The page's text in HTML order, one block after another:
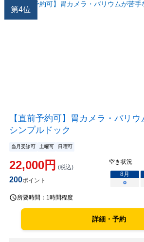
第4位
【直前予約可】胃カメラ・バリ
シンプルドック
当月受診可 土曜可 日曜可
22,000円 (税込)
200ポイント
空き状況
8月
○
所要時間： 1時間程度
詳細・予約